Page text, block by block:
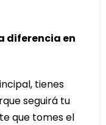
diferencia en
tienes
seguirá tu
que tomes el